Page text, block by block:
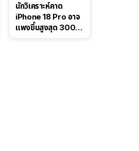
นักวิเคราะห์คาด
iPhone 18 Pro อาจ
แพงขึ้นสูงสุด 300